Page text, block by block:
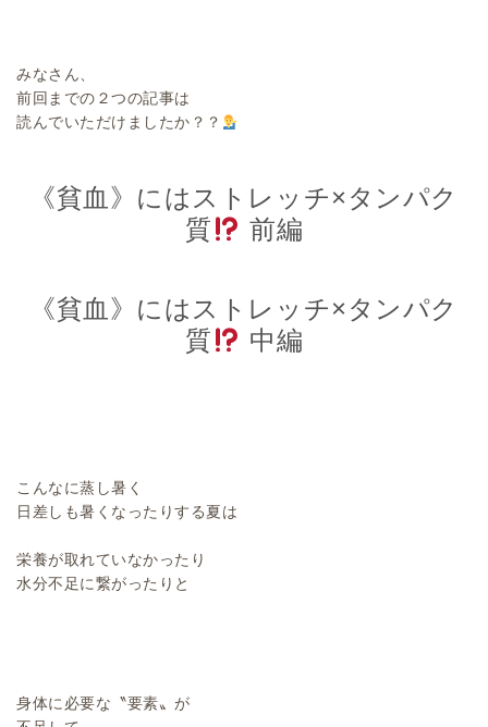
みなさん、
前回までの２つの記事は
読んでいただけましたか？？
《貧血》にはストレッチ×タンパク
質
前編
《貧血》にはストレッチ×タンパク
質
中編
こんなに蒸し暑く
日差しも暑くなったりする夏は
栄養が取れていなかったり
水分不足に繋がったりと
身体に必要な〝要素〟が